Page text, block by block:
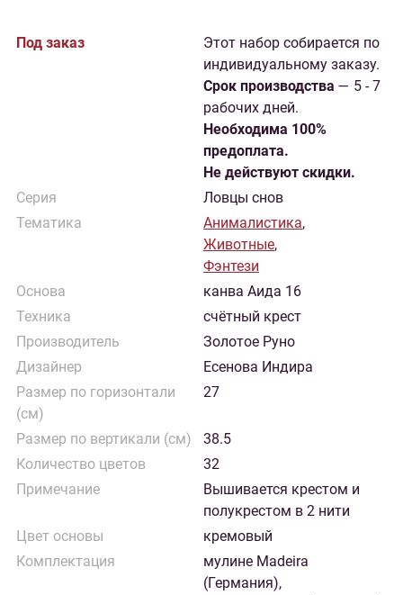
Под заказ
Этот набор собирается по
индивидуальному заказу.
Cрок производства — 5 - 7
рабочих дней.
Необходима 100%
предоплата.
Не действуют скидки.
Серия
Ловцы снов
Тематика
Анималистика,
Животные,
Фэнтези
Основа
канва Аида 16
Техника
счётный крест
Производитель
Золотое Руно
Дизайнер
Есенова Индира
Размер по горизонтали
(см)
27
Размер по вертикали (см)
38.5
Количество цветов
32
Примечание
Вышивается крестом и
полукрестом в 2 нити
Цвет основы
кремовый
Комплектация
мулине Madeira
(Германия),